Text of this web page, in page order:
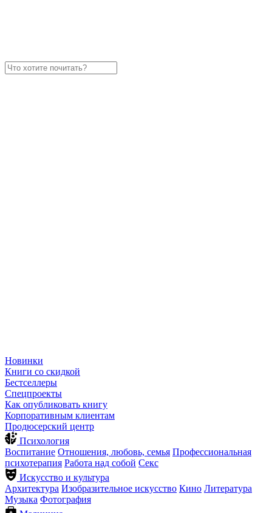
Новинки
Книги со скидкой
Бестселлеры
Спецпроекты
Как опубликовать книгу
Корпоративным клиентам
Продюсерский центр
Психология
Воспитание Отношения, любовь, семья Профессиональная
психотерапия Работа над собой Секс
Искусство и культура
Архитектура Изобразительное искусство Кино Литература
Музыка Фотография